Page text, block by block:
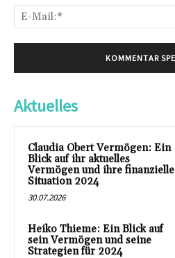
Aktuelles
Claudia Obert Vermögen: Ein
Blick auf ihr aktuelles
Vermögen und ihre finanzielle
Situation 2024
30.07.2026
Heiko Thieme: Ein Blick auf
sein Vermögen und seine
Strategien für 2024